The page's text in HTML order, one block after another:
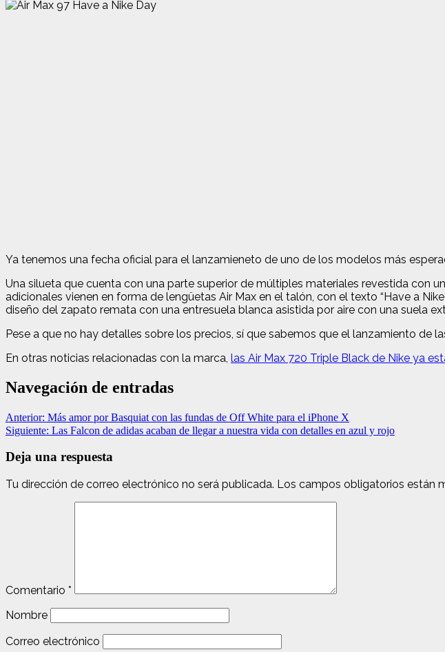
Ya tenemos una fecha oficial para el lanzamieneto de uno de los modelos más
Una silueta que cuenta con una parte superior de múltiples materiales revestida con
adicionales vienen en forma de lengüetas Air Max en el talón, con el texto “Have a
diseño del zapato remata con una entresuela blanca asistida por aire con una suela
Pese a que no hay detalles sobre los precios, sí que sabemos que el lanzamiento de
En otras noticias relacionadas con la marca, las Air Max 720 Triple Black de Nike ya
Navegación de entradas
Anterior: Más amor por Basquiat con las fundas de Off White para el iPhone X
Siguiente: Las Falcon de adidas acaban de llegar a nuestra vida con detalles en azul y rojo
Deja una respuesta
Tu dirección de correo electrónico no será publicada. Los campos obligatorios están
Comentario *
Nombre
Correo electrónico